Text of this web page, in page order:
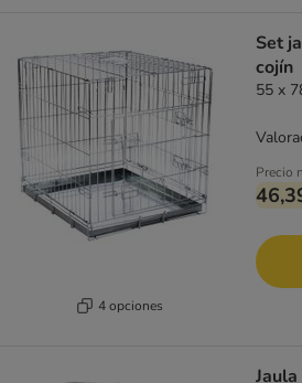
4 opciones
Set
cojín
55 x
Precio
Jaula